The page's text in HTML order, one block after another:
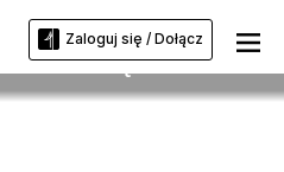
Zaloguj się / Dołącz
zwierzętom w